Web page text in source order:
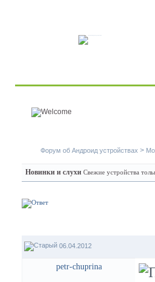
Форум об Андроид устройствах >
Новинки и слухи Свежие устройства
06.04.2012
petr-chuprina